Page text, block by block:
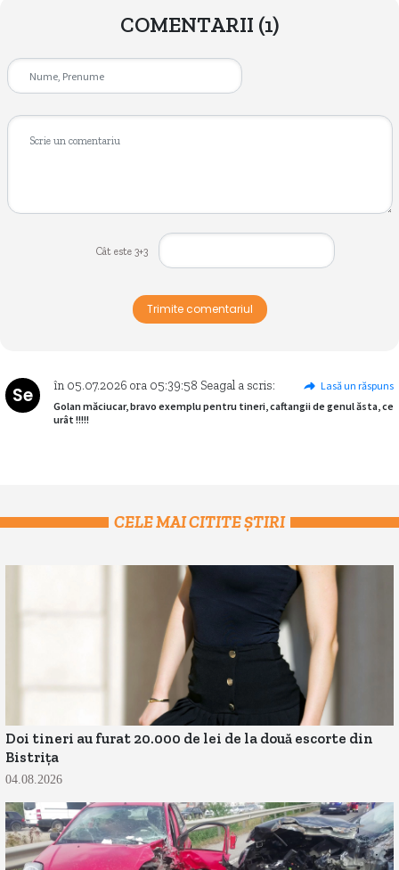
COMENTARII (1)
Cât este 3+3
Trimite comentariul
Se în 05.07.2026 ora 05:39:58 Seagal a scris:
Lasă un răspuns
Golan măciucar, bravo exemplu pentru tineri, caftangii de genul ăsta, ce
urât !!!!!
CELE MAI CITITE ȘTIRI
Doi tineri au furat 20.000 de lei de la două escorte din
Bistrița
04.08.2026